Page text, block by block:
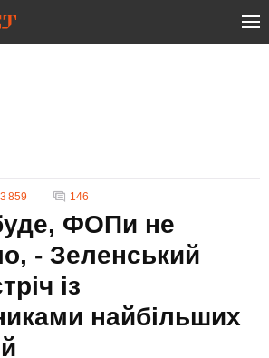
859 146
ФОПи не
- Зеленський
із
найбільших